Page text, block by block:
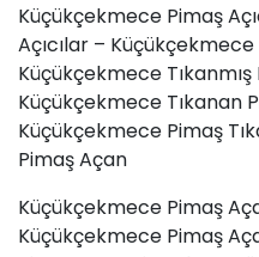
Küçükçekmece Pimaş
Açıcılar –
Küçükçekmece
Küçükçekmece Tıkanan
Küçükçekmece Pimaş
Pimaş Açan
Küçükçekmece Pimaş
Küçükçekmece Pimaş